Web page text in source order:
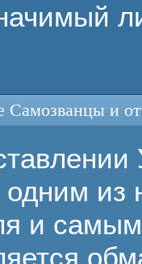
Самозванцы и
из
и